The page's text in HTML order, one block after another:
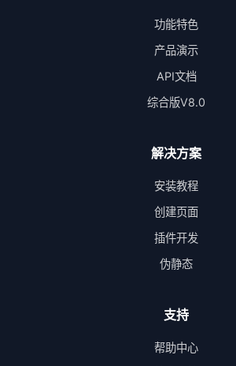
功能特色
产品演示
API文档
综合版V8.0
解决方案
安装教程
创建页面
插件开发
伪静态
支持
帮助中心